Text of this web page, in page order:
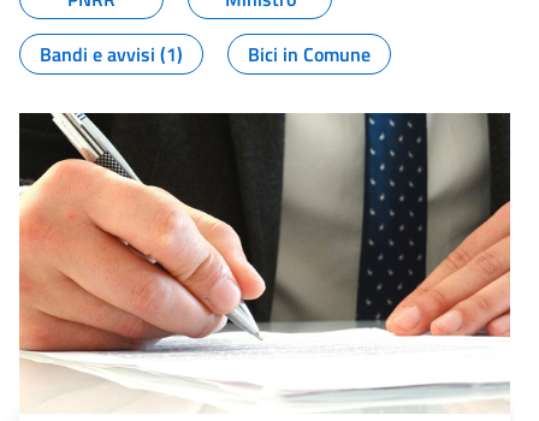
Bandi e avvisi (1)
Bici in Comune